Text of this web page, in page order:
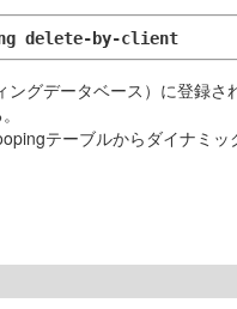
delete-by-client
グデータベース）に登録
テーブルからダイナミ